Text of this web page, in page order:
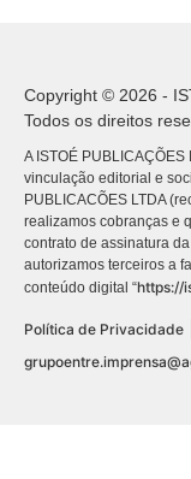
Copyright © 2026 -
Todos os direitos
A ISTOÉ
vinculação editorial e
PUBLICACÕES LTDA
realizamos cobranças e
contrato de assinatura
autorizamos terceiros a
conteúdo digital “https://
Política de Privacidade